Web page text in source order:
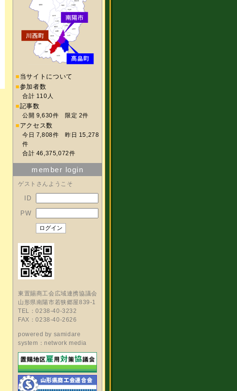
■ 当サイトについて
■参加者数
合計 110人
■記事数
公開 9,630件 限定 2件
■ アクセス数
今日 7,808件 昨日 15,278
件
合計 46,375,072件
member login
ゲストさんようこそ
ID
PW
東置賜商工会広域連携協議会
山形県南陽市若狭郷屋839-1
TEL：0238-40-3232
FAX：0238-40-2626
powered by samidare
system：network media